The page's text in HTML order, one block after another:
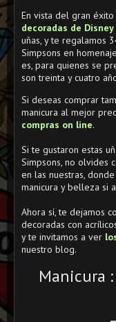
En vista del gran
decoradas de Disney
uñas, y te regalamos
Simpsons en
es, para quienes se
son treinta y cuatro
Si deseas comprar
manicura al mejor
compras on line.
Si te gustaron estas
Simpsons, no olvides
en las nuestras,
manicura y belleza si
Ahora sí, te dejamos
decoradas con
y te invitamos a ver
nuestro blog.
Manicura